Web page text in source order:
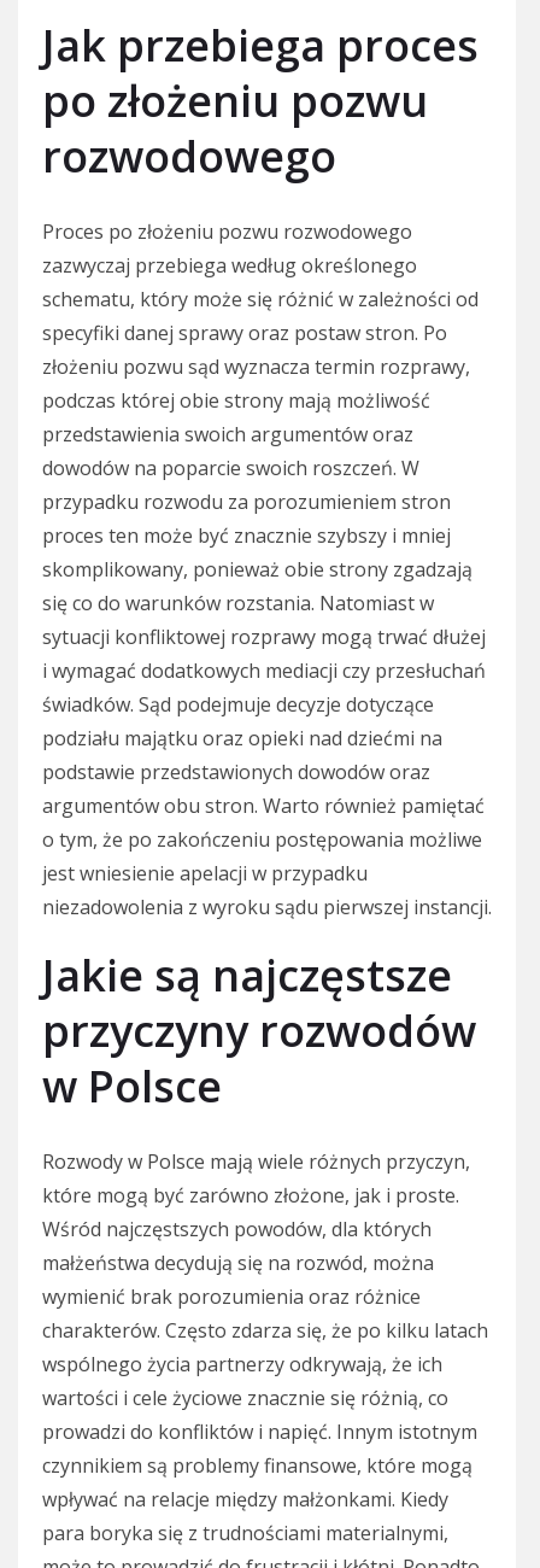
Jak przebiega proces
po złożeniu pozwu
rozwodowego
Proces po złożeniu pozwu rozwodowego
zazwyczaj przebiega według określonego
schematu, który może się różnić w zależności od
specyfiki danej sprawy oraz postaw stron. Po
złożeniu pozwu sąd wyznacza termin rozprawy,
podczas której obie strony mają możliwość
przedstawienia swoich argumentów oraz
dowodów na poparcie swoich roszczeń. W
przypadku rozwodu za porozumieniem stron
proces ten może być znacznie szybszy i mniej
skomplikowany, ponieważ obie strony zgadzają
się co do warunków rozstania. Natomiast w
sytuacji konfliktowej rozprawy mogą trwać dłużej
i wymagać dodatkowych mediacji czy przesłuchań
świadków. Sąd podejmuje decyzje dotyczące
podziału majątku oraz opieki nad dziećmi na
podstawie przedstawionych dowodów oraz
argumentów obu stron. Warto również pamiętać
o tym, że po zakończeniu postępowania możliwe
jest wniesienie apelacji w przypadku
niezadowolenia z wyroku sądu pierwszej instancji.
Jakie są najczęstsze
przyczyny rozwodów
w Polsce
Rozwody w Polsce mają wiele różnych przyczyn,
które mogą być zarówno złożone, jak i proste.
Wśród najczęstszych powodów, dla których
małżeństwa decydują się na rozwód, można
wymienić brak porozumienia oraz różnice
charakterów. Często zdarza się, że po kilku latach
wspólnego życia partnerzy odkrywają, że ich
wartości i cele życiowe znacznie się różnią, co
prowadzi do konfliktów i napięć. Innym istotnym
czynnikiem są problemy finansowe, które mogą
wpływać na relacje między małżonkami. Kiedy
para boryka się z trudnościami materialnymi,